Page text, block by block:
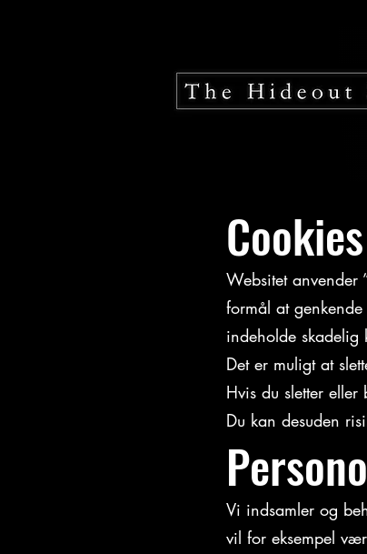
Cookies
Websitet anvender
formål at
indeholde skadelig
Det er muligt at
Hvis du sletter
Du kan desuden
Vi indsamler og
vil for eksempel